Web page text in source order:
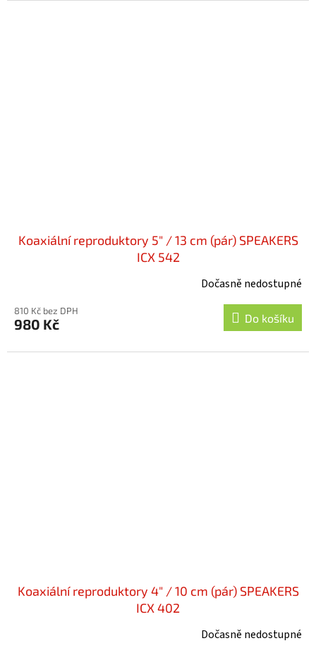
Koaxiální reproduktory 5" / 13 cm (pár) SPEAKERS
ICX 542
Dočasně nedostupné
810 Kč bez DPH
980 Kč Do košíku
Koaxiální reproduktory 4" / 10 cm (pár) SPEAKERS
ICX 402
Dočasně nedostupné